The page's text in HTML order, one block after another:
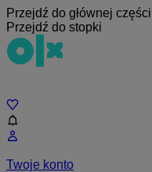
Przejdź do głównej części
Przejdź do stopki
Twoje konto